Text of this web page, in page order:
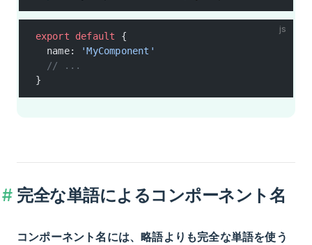
js
export default {
  name:
'MyComponent'
  // ...
}
完全な単語によるコンポーネント名
コンポーネント名には、略語よりも完全な単語を使う